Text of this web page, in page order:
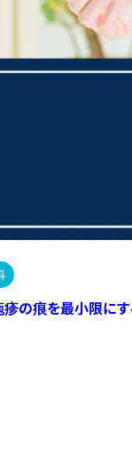
の痕を最小限にす